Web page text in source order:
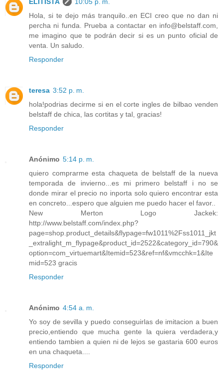
Hola, si te dejo más tranquilo..en ECI creo que no dan ni
percha ni funda. Prueba a contactar en info@belstaff.com,
me imagino que te podrán decir si es un punto oficial de
venta. Un saludo.
Responder
teresa 3:52 p. m.
hola!podrias decirme si en el corte ingles de bilbao venden
belstaff de chica, las cortitas y tal, gracias!
Responder
Anónimo 5:14 p. m.
quiero comprarme esta chaqueta de belstaff de la nueva
temporada de invierno...es mi primero belstaff i no se
donde mirar el precio no inporta solo quiero encontrar esta
en concreto...espero que alguien me puedo hacer el favor..
New Merton Logo Jackek:
http://www.belstaff.com/index.php?
page=shop.product_details&flypage=fw1011%2Fss1011_jkt
_extralight_m_flypage&product_id=2522&category_id=790&
option=com_virtuemart&Itemid=523&ref=nf&vmcchk=1&Ite
mid=523 gracis
Responder
Anónimo 4:54 a. m.
Yo soy de sevilla y puedo conseguirlas de imitacion a buen
precio,entiendo que mucha gente la quiera verdadera,y
entiendo tambien a quien ni de lejos se gastaria 600 euros
en una chaqueta....
Responder